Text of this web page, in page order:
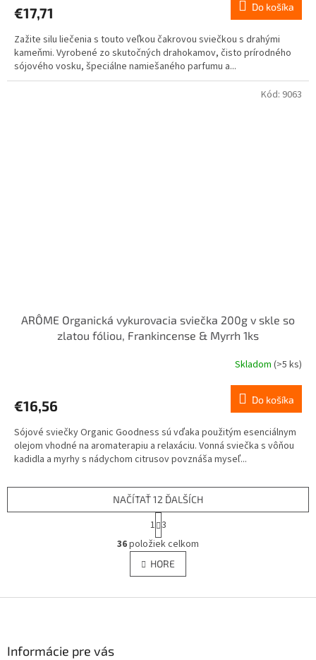
€17,71 Do košíka
Zažite silu liečenia s touto veľkou čakrovou sviečkou s drahými
kameňmi. Vyrobené zo skutočných drahokamov, čisto prírodného
sójového vosku, špeciálne namiešaného parfumu a...
ARÔME Organická vykurovacia sviečka 200g v skle so
zlatou fóliou, Frankincense & Myrrh 1ks
Skladom (>5 ks)
€16,56 Do košíka
Sójové sviečky Organic Goodness sú vďaka použitým esenciálnym
olejom vhodné na aromaterapiu a relaxáciu. Vonná sviečka s vôňou
kadidla a myrhy s nádychom citrusov povznáša myseľ...
Kód: 9063
O
v
l
á
NAČÍTAŤ 12 ĎALŠÍCH
S
t
r
á
n
k
v
1 3
36položiek celkom
HORE
Informácie pre vás